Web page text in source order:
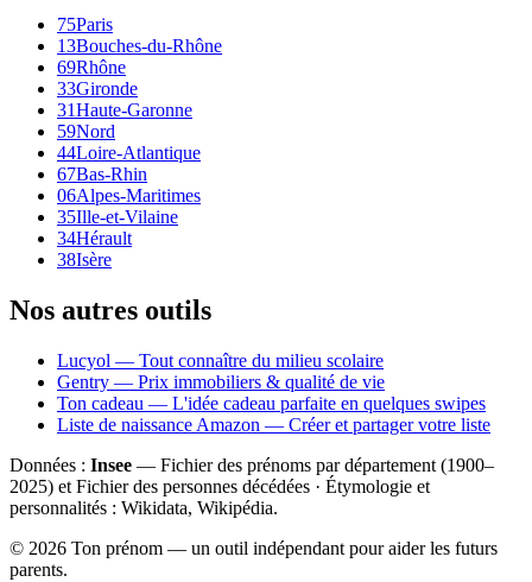
75Paris
13Bouches-du-Rhône
69Rhône
33Gironde
31Haute-Garonne
59Nord
44Loire-Atlantique
67Bas-Rhin
06Alpes-Maritimes
35Ille-et-Vilaine
34Hérault
38Isère
Nos autres outils
Lucyol — Tout connaître du milieu scolaire
Gentry — Prix immobiliers & qualité de vie
Ton cadeau — L'idée cadeau parfaite en quelques swipes
Liste de naissance Amazon — Créer et partager votre liste
Données : Insee — Fichier des prénoms par département (1900–
2025) et Fichier des personnes décédées · Étymologie et
personnalités : Wikidata, Wikipédia.
© 2026 Ton prénom — un outil indépendant pour aider les futurs
parents.